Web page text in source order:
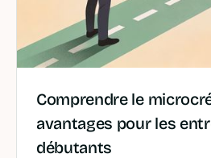
Comprendre le
avantages pour les
débutants